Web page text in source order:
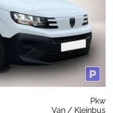
Pkw
Van / Kleinbus